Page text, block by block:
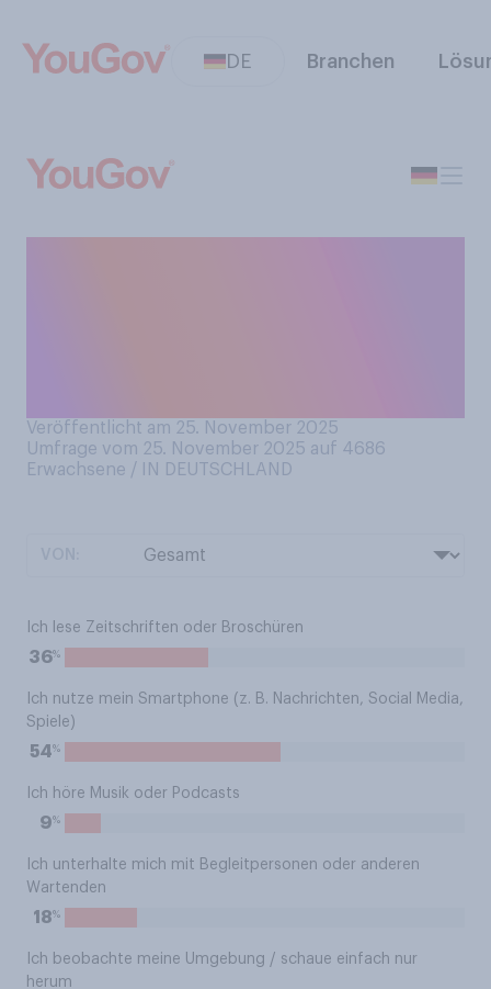
DE Branchen
Veröffentlicht am 25. November 2025
Umfrage vom 25. November 2025 auf 4686
Erwachsene / IN DEUTSCHLAND
Ich lese Zeitschriften oder Broschüren
36%
Ich nutze mein Smartphone (z. B. Nachrichten, Social Media,
Spiele)
54%
Ich höre Musik oder Podcasts
9%
Ich unterhalte mich mit Begleitpersonen oder anderen
Wartenden
18%
Ich beobachte meine Umgebung / schaue einfach nur
herum